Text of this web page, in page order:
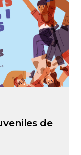
de